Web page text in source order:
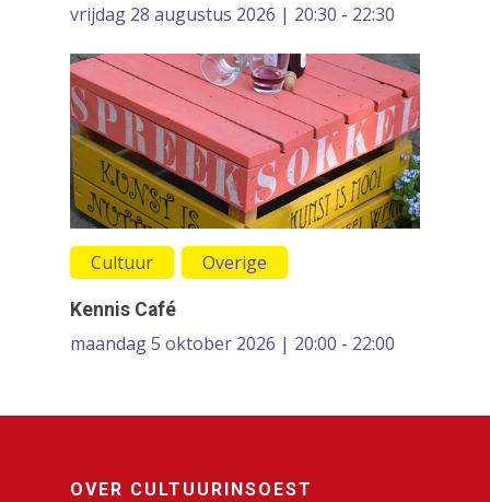
vrijdag 28 augustus 2026 | 20:30 - 22:30
Cultuur Overige
Kennis Café
maandag 5 oktober 2026 | 20:00 - 22:00
OVER CULTUURINSOEST